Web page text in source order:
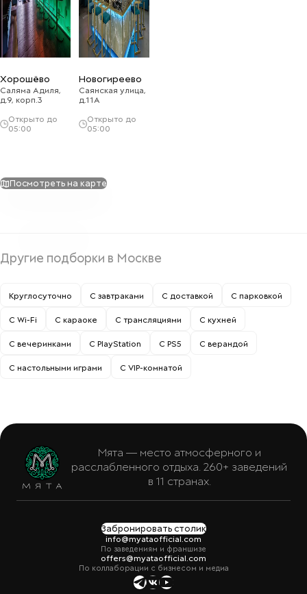
Хорошёво
Саляма Адиля,
д.9, корп.3
Открыто до
05:00
Новогиреево
Саянская улица,
д.11А
Открыто до
05:00
Посмотреть на карте
Другие подборки в Москве
Круглосуточно С завтраками С доставкой С парковкой
С Wi-Fi С караоке С трансляциями С кухней
С вечеринками С PlayStation С PS5 С верандой
С настольными играми С VIP-комнатой
Мята — место атмосферного и
расслабленного отдыха. 260+ заведений
в 11 странах.
Забронировать столик
info@myataofficial.com
По заведениям и франшизе
offers@myataofficial.com
По коллаборации с бизнесом и медиа